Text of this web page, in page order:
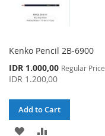
Kenko Pencil 2B-6900
Special
Price
IDR 1.000,00 Regular Price
IDR 1.200,00
Add to Cart
ADD